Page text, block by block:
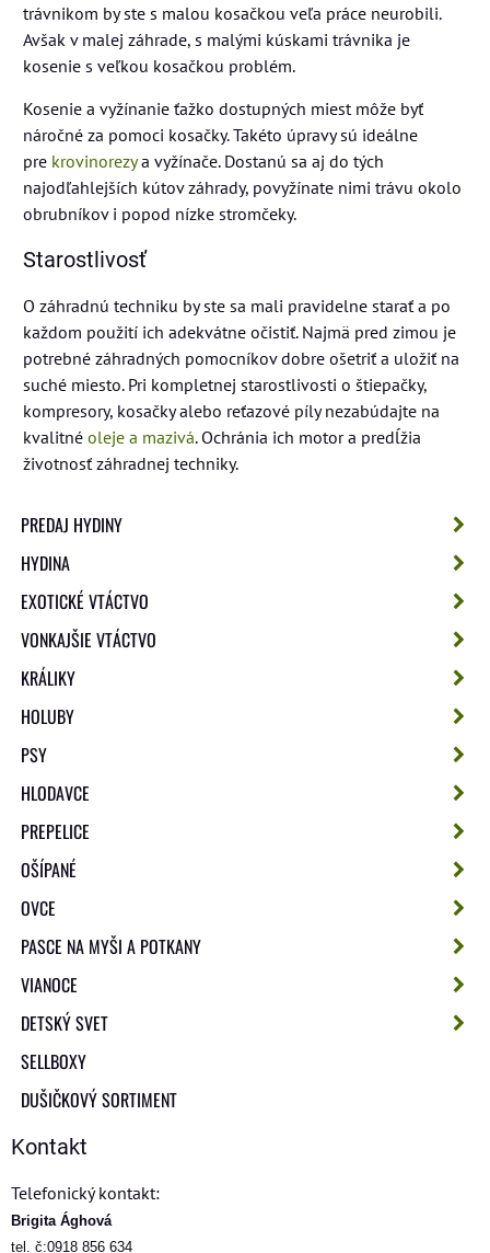
trávnikom by ste s malou kosačkou veľa práce neurobili.
Avšak v malej záhrade, s malými kúskami trávnika je
kosenie s veľkou kosačkou problém.
Kosenie a vyžínanie ťažko dostupných miest môže byť
náročné za pomoci kosačky. Takéto úpravy sú ideálne
pre krovinorezya vyžínače. Dostanú sa aj do tých
najodľahlejších kútov záhrady, povyžínate nimi trávu okolo
obrubníkov i popod nízke stromčeky.
Starostlivosť
O záhradnú techniku by ste sa mali pravidelne starať a po
každom použití ich adekvátne očistiť. Najmä pred zimou je
potrebné záhradných pomocníkov dobre ošetriť a uložiť na
suché miesto. Pri kompletnej starostlivosti o štiepačky,
kompresory, kosačky alebo reťazové píly nezabúdajte na
kvalitné oleje a mazivá. Ochránia ich motor a predĺžia
životnosť záhradnej techniky.
PREDAJ HYDINY
HYDINA
EXOTICKÉ VTÁCTVO
VONKAJŠIE VTÁCTVO
KRÁLIKY
HOLUBY
PSY
HLODAVCE
PREPELICE
OŠÍPANÉ
OVCE
PASCE NA MYŠI A POTKANY
VIANOCE
DETSKÝ SVET
SELLBOXY
DUŠIČKOVÝ SORTIMENT
Kontakt
Telefonický kontakt:
Brigita Ághová
tel. č:0918 856 634